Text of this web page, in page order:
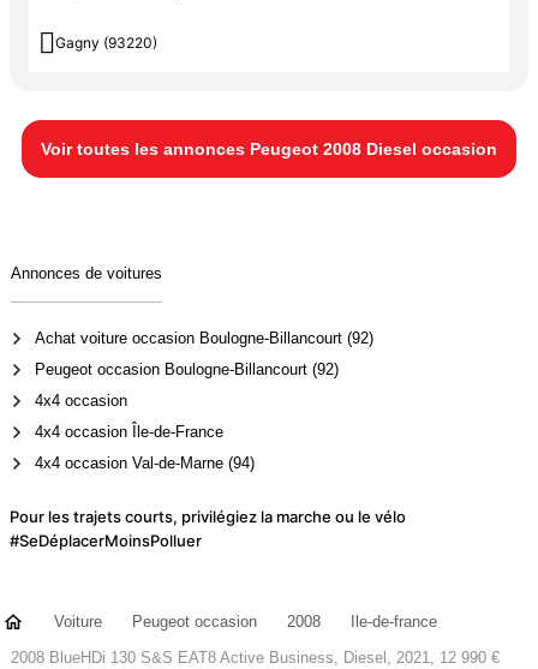
 Gagny (93220)
Voir toutes les annonces Peugeot 2008 Diesel occasion
Annonces de voitures
Achat voiture occasion Boulogne-Billancourt (92)
Peugeot occasion Boulogne-Billancourt (92)
4x4 occasion
4x4 occasion Île-de-France
4x4 occasion Val-de-Marne (94)
Pour les trajets courts, privilégiez la marche ou le vélo
#SeDéplacerMoinsPolluer
Voiture Peugeot occasion 2008
Ile-de-france
2008 BlueHDi 130 S&S EAT8 Active Business, Diesel, 2021, 12 990 €